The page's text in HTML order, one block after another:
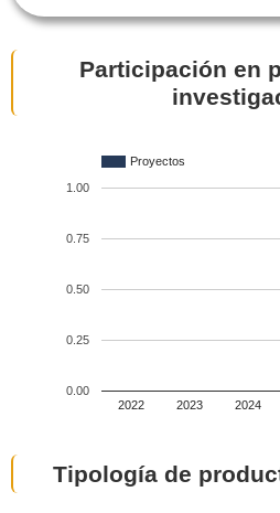
Participación en
Proyectos
2022 2023 2024
0.00
0.25
0.50
0.75
1.00
Tipología de